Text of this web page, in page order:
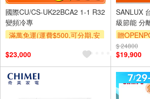
國際CU/CS-UK22BCA2 1-1 R32
變頻冷專
滿萬免運(運費$500,可分期,安
及使用6期以上分期0利率,需付
基本安裝運費)
滿額折$500
$23,000
SANLUX
級節能 分
V28HJ3/
贈
$ 24800
$19,900